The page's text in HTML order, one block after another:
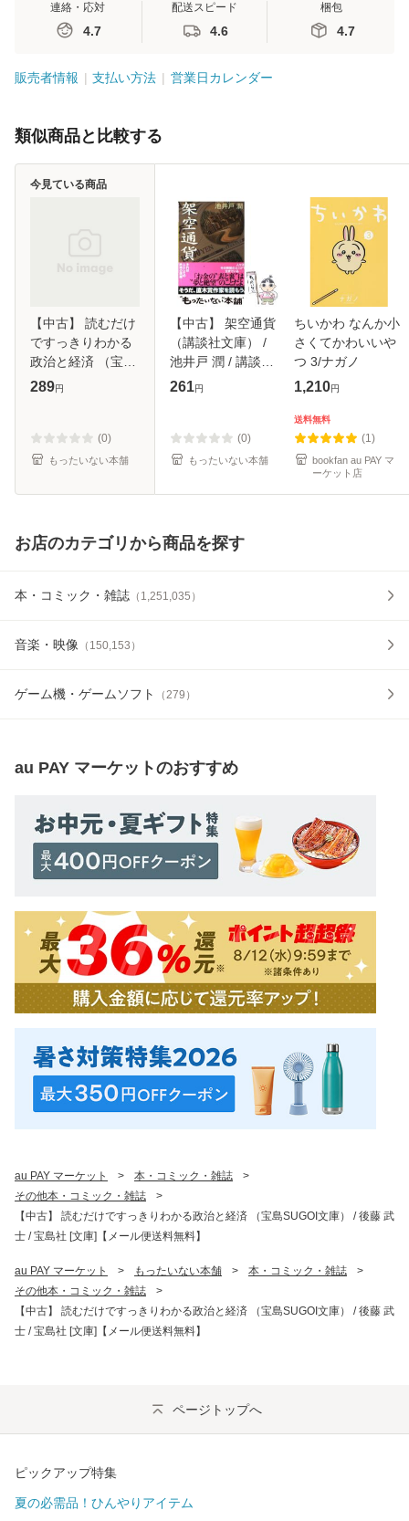
連絡・応対
4.7
配送スピード
4.6
梱包
4.7
販売者情報 支払い方法 営業日カレンダー
類似商品と比較する
【中古】 読むだけ
ですっきりわかる
政治と経済 （宝島
SUGOI文庫） / 後
料無料】
289円
(0)
もったいない本舗
今見ている商品
【中古】 架空通貨
（講談社文庫） /
池井戸 潤 / 講談社
[文庫]【メール便送
261円
(0)
もったいない本舗
ちいかわ なんか小
さくてかわいいや
つ 3/ナガノ
1,210円
送料無料
(1)
bookfan au PAY マ
ーケット店
お店のカテゴリから商品を探す
本・コミック・雑誌 （ 1,251,035 ）
音楽・映像 （ 150,153 ）
ゲーム機・ゲームソフト （279 ）
au PAY マーケットのおすすめ
au PAY マーケット > 本・コミック・雑誌
>
その他本・コミック・雑誌
>
【中古】 読むだけですっきりわかる政治と経済 （宝島SUGOI文庫） / 後藤 武
士 / 宝島社 [文庫]【メール便送料無料】
au PAY マーケット > もったいない本舗 > 本・コミック・雑誌
>
その他本・コミック・雑誌
>
【中古】 読むだけですっきりわかる政治と経済 （宝島SUGOI文庫） / 後藤 武
士 / 宝島社 [文庫]【メール便送料無料】
ページトップへ
ピックアップ特集
夏の必需品！ひんやりアイテム